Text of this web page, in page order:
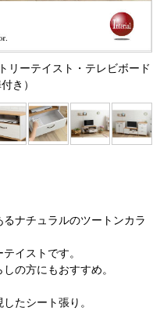
リーテイスト・テレビボード
き）
ナチュラルのツートンカラ
イストです。
の方にもおすすめ。
たシート張り。